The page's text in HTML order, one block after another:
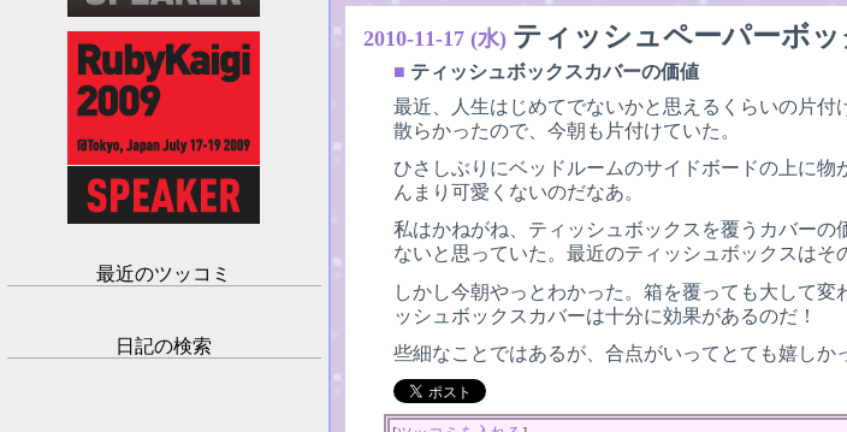
2010-11-17 (水) ティッシュペーパーボ
■ ティッシュボックスカバーの価値
最近、人生はじめてでないかと思えるくらいの片
散らかったので、今朝も片付けていた。
ひさしぶりにベッドルームのサイドボードの上に
んまり可愛くないのだなあ。
私はかねがね、ティッシュボックスを覆うカバー
ないと思っていた。最近のティッシュボックスはそ
しかし今朝やっとわかった。箱を覆っても大して
ッシュボックスカバーは十分に効果があるのだ！
些細なことではあるが、合点がいってとても嬉しか
最近のツッコミ
日記の検索